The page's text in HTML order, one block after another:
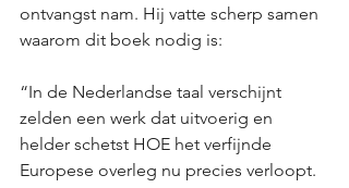
ontvangst nam. Hij vatte scherp samen
waarom dit boek nodig is:
“In de Nederlandse taal verschijnt
zelden een werk dat uitvoerig en
helder schetst HOE het verfijnde
Europese overleg nu precies verloopt.